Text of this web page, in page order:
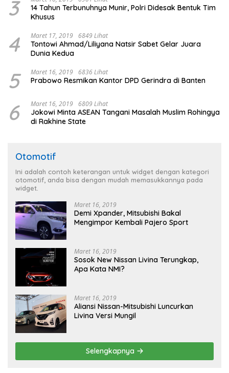
3
14 Tahun Terbunuhnya Munir, Polri Didesak Bentuk Tim
Khusus
4 Maret 17, 2019 6849 Lihat
Tontowi Ahmad/Liliyana Natsir Sabet Gelar Juara
Dunia Kedua
5 Maret 16, 2019 6836 Lihat
Prabowo Resmikan Kantor DPD Gerindra di Banten
6 Maret 16, 2019 6809 Lihat
Jokowi Minta ASEAN Tangani Masalah Muslim Rohingya
di Rakhine State
Otomotif
Ini adalah contoh keterangan untuk widget dengan kategori
otomotif, anda bisa dengan mudah memasukkannya pada
widget.
Maret 16, 2019
Demi Xpander, Mitsubishi Bakal
Mengimpor Kembali Pajero Sport
Maret 16, 2019
Sosok New Nissan Livina Terungkap,
Apa Kata NMI?
Maret 16, 2019
Aliansi Nissan-Mitsubishi Luncurkan
Livina Versi Mungil
Selengkapnya